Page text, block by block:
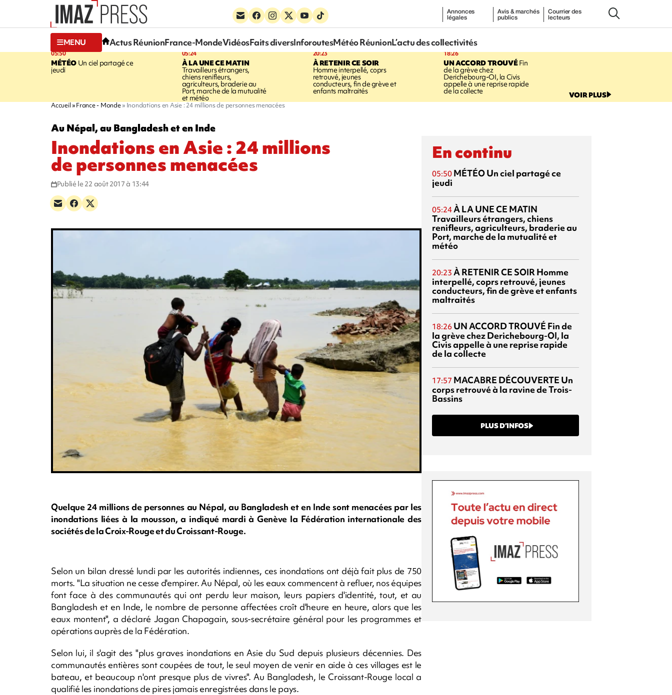
Annonces
légales
Avis & marchés
publics
Courrier des
lecteurs
MENU Actus RéunionFrance-MondeVidéosFaits diversInforoutesMétéo RéunionL’actu des collectivités
05:50
MÉTÉO Un ciel partagé ce
jeudi
05:24
À LA UNE CE MATIN
Travailleurs étrangers,
chiens renifleurs,
agriculteurs, braderie au
Port, marche de la mutualité
et météo
20:23
À RETENIR CE SOIR
Homme interpellé, coprs
retrouvé, jeunes
conducteurs, fin de grève et
enfants maltraités
18:26
UN ACCORD TROUVÉFin
de la grève chez
Derichebourg-OI, la Civis
appelle à une reprise rapide
de la collecte VOIR PLUS
Accueil France - Monde Inondations en Asie : 24 millions de personnes menacées
Au Népal, au Bangladesh et en Inde
Inondations en Asie : 24 millions
de personnes menacées
Publié le 22 août 2017 à 13:44
Quelque 24 millions de personnes au Népal, au Bangladesh et en Inde sont menacées par les
inondations liées à la mousson, a indiqué mardi à Genève la Fédération internationale des
sociétés de la Croix-Rouge et du Croissant-Rouge.
Selon un bilan dressé lundi par les autorités indiennes, ces inondations ont déjà fait plus de 750
morts. "La situation ne cesse d'empirer. Au Népal, où les eaux commencent à refluer, nos équipes
font face à des communautés qui ont perdu leur maison, leurs papiers d'identité, tout, et au
Bangladesh et en Inde, le nombre de personne affectées croît d'heure en heure, alors que les
eaux montent", a déclaré Jagan Chapagain, sous-secrétaire général pour les programmes et
opérations auprès de la Fédération.
Selon lui, il s'agit des "plus graves inondations en Asie du Sud depuis plusieurs décennies. Des
communautés entières sont coupées de tout, le seul moyen de venir en aide à ces villages est le
bateau, et beaucoup n'ont presque plus de vivres". Au Bangladesh, le Croissant-Rouge local a
qualifié les inondations de pires jamais enregistrées dans le pays.
En continu
05:50 MÉTÉOUn ciel partagé ce
jeudi
05:24À LA UNE CE MATIN
Travailleurs étrangers, chiens
renifleurs, agriculteurs, braderie au
Port, marche de la mutualité et
météo
20:23 À RETENIR CE SOIR Homme
interpellé, coprs retrouvé, jeunes
conducteurs, fin de grève et enfants
maltraités
18:26 UN ACCORD TROUVÉ Fin de
la grève chez Derichebourg-OI, la
Civis appelle à une reprise rapide
de la collecte
17:57 MACABRE DÉCOUVERTE Un
corps retrouvé à la ravine de Trois-
Bassins
PLUS D’INFOS